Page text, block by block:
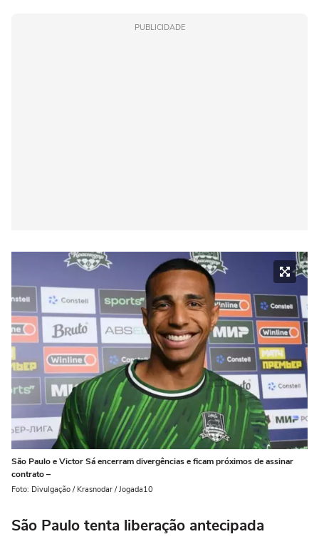
PUBLICIDADE
São Paulo e Victor Sá encerram divergências e ficam próximos de assinar
contrato –
Foto: Divulgação / Krasnodar / Jogada10
São Paulo tenta liberação antecipada